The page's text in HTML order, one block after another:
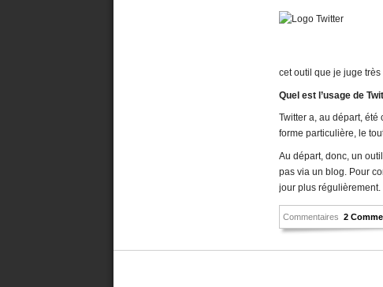
cet outil que je juge
Quel est l’usage de
Twitter a, au départ,
forme particulière, le
Au départ, donc, un
pas via un blog. Pour
jour plus régulièrement.
Commentaires 2